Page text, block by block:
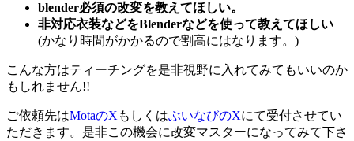
blender必須の改変を教えてほしい。
非対応衣装などをBlenderなどを使って教えてほしい
(かなり時間がかかるので割高にはなります。)
こんな方はティーチングを是非視野に入れてみてもいいのか
もしれません!!
ご依頼先はMotaのX もしくはぶいなびのXにて受付させてい
ただきます。是非この機会に改変マスターになってみて下さ